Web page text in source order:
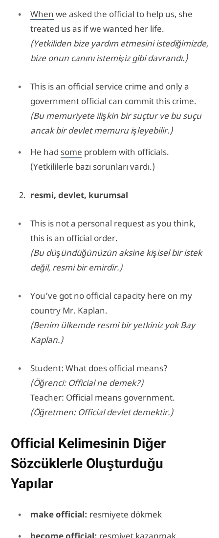
When we asked the official to help us, she
treated us as if we wanted her life.
(Yetkiliden bize yardım etmesini istediğimizde,
bize onun canını istemişiz gibi davrandı.)
This is an official service crime and only a
government official can commit this crime.
(Bu memuriyete ilişkin bir suçtur ve bu suçu
ancak bir devlet memuru işleyebilir.)
He had some problem with officials.
(Yetkililerle bazı sorunları vardı.)
resmi, devlet, kurumsal
This is not a personal request as you think,
this is an official order.
(Bu düşündüğünüzün aksine kişisel bir istek
değil, resmi bir emirdir.)
You’ve got no official capacity here on my
country Mr. Kaplan.
(Benim ülkemde resmi bir yetkiniz yok Bay
Kaplan.)
Student: What does official means?
(Öğrenci: Official ne demek?)
Teacher: Official means government.
(Öğretmen: Official devlet demektir.)
Official Kelimesinin Diğer
Sözcüklerle Oluşturduğu
Yapılar
make official: resmiyete dökmek
become official: resmiyet kazanmak